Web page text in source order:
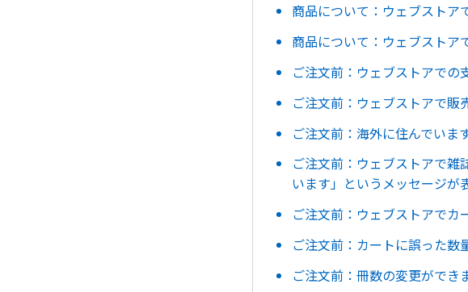
商品について：ウェブストア
商品について：ウェブストア
ご注文前：ウェブストアでの
ご注文前：ウェブストアで販
ご注文前：海外に住んでいま
ご注文前：ウェブストアで雑
います」というメッセージが
ご注文前：ウェブストアでカ
ご注文前：カートに誤った数
ご注文前：冊数の変更ができ